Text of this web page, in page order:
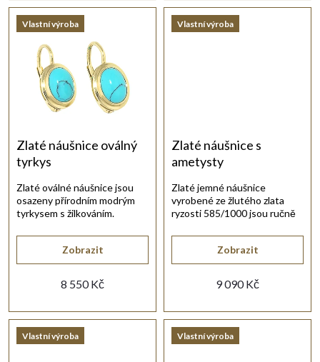
uVlastní výroba
Zlaté náušnice oválný
tyrkys
8 550 Kč
Zobrazit
Zlaté oválné náušnice jsou
osazeny přírodním modrým
tyrkysem s žilkováním.
Vlastní výroba
Zlaté náušnice s
ametysty
9 090 Kč
Zobrazit
Zlaté jemné náušnice
vyrobené ze žlutého zlata
ryzosti 585/1000 jsou ručně
Vlastní výroba Vlastní výroba